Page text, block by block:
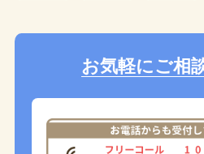
お気軽にご相